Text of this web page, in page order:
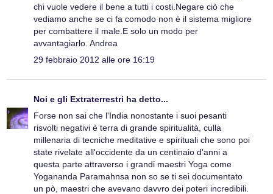
chi vuole vedere il bene a tutti i costi.Negare ciò che
vediamo anche se ci fa comodo non è il sistema migliore
per combattere il male.E solo un modo per
avvantagiarlo. Andrea
29 febbraio 2012 alle ore 16:19
Noi e gli Extraterrestri ha detto...
Forse non sai che l'India nonostante i suoi pesanti
risvolti negativi è terra di grande spiritualità, culla
millenaria di tecniche meditative e spirituali che sono poi
state rivelate all'occidente da un centinaio d'anni a
questa parte attraverso i grandi maestri Yoga come
Yogananda Paramahnsa non so se ti sei documentato
un pò, maestri che avevano davvro dei poteri incredibili.